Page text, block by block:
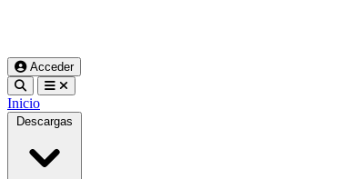
Acceder
Inicio
Descargas